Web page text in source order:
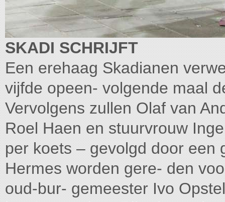
SKADI SCHRIJFT
Een erehaag Skadianen
vijfde opeen- volgende maal
Vervolgens zullen Olaf van
Roel Haen en stuurvrouw
per koets – gevolgd door een
Hermes worden gere- den
oud-bur- gemeester Ivo